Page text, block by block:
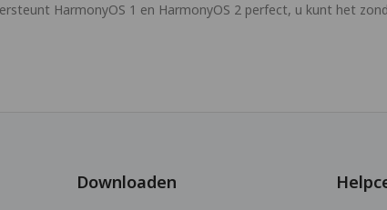
HarmonyOS 1 en HarmonyOS 2 perfect, u kunt het
Downloaden